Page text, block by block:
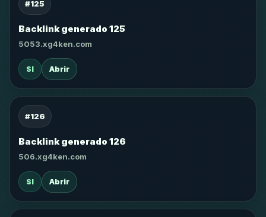
#125
Backlink generado 125
5053.xg4ken.com
SI Abrir
#126
Backlink generado 126
506.xg4ken.com
SI Abrir